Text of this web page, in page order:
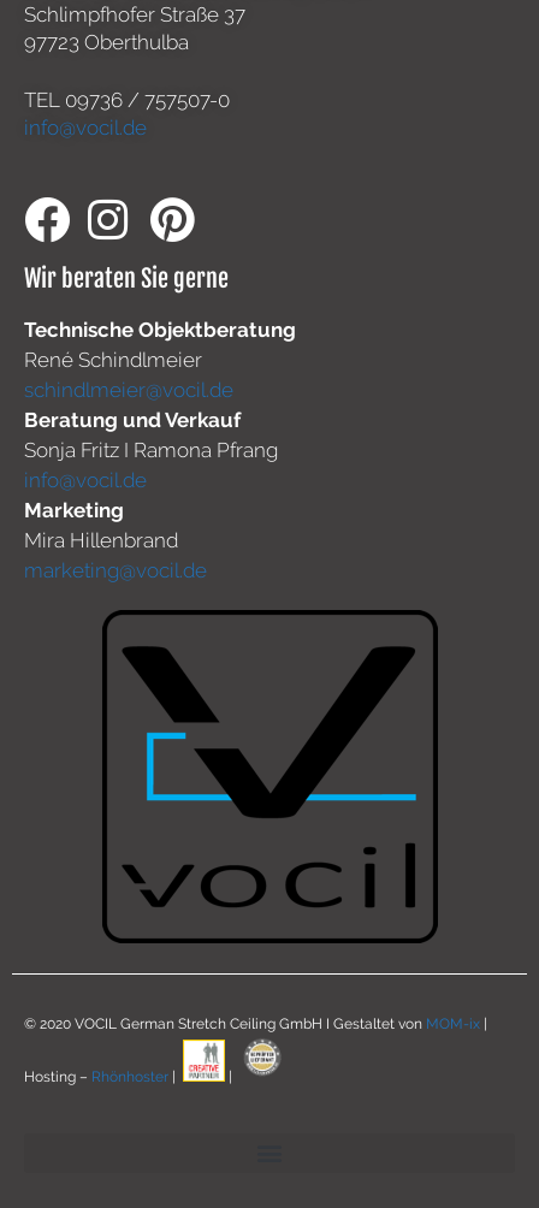
Schlimpfhofer Straße 37
97723 Oberthulba
TEL 09736 / 757507-0
info@vocil.de
Wir beraten Sie gerne
Technische Objektberatung
René Schindlmeier
schindlmeier@vocil.de
Beratung und Verkauf
Sonja Fritz I Ramona Pfrang
info@vocil.de
Marketing
Mira Hillenbrand
marketing@vocil.de
© 2020 VOCIL German Stretch Ceiling GmbH I Gestaltet von MOM-ix |
Hosting – Rhönhoster | |